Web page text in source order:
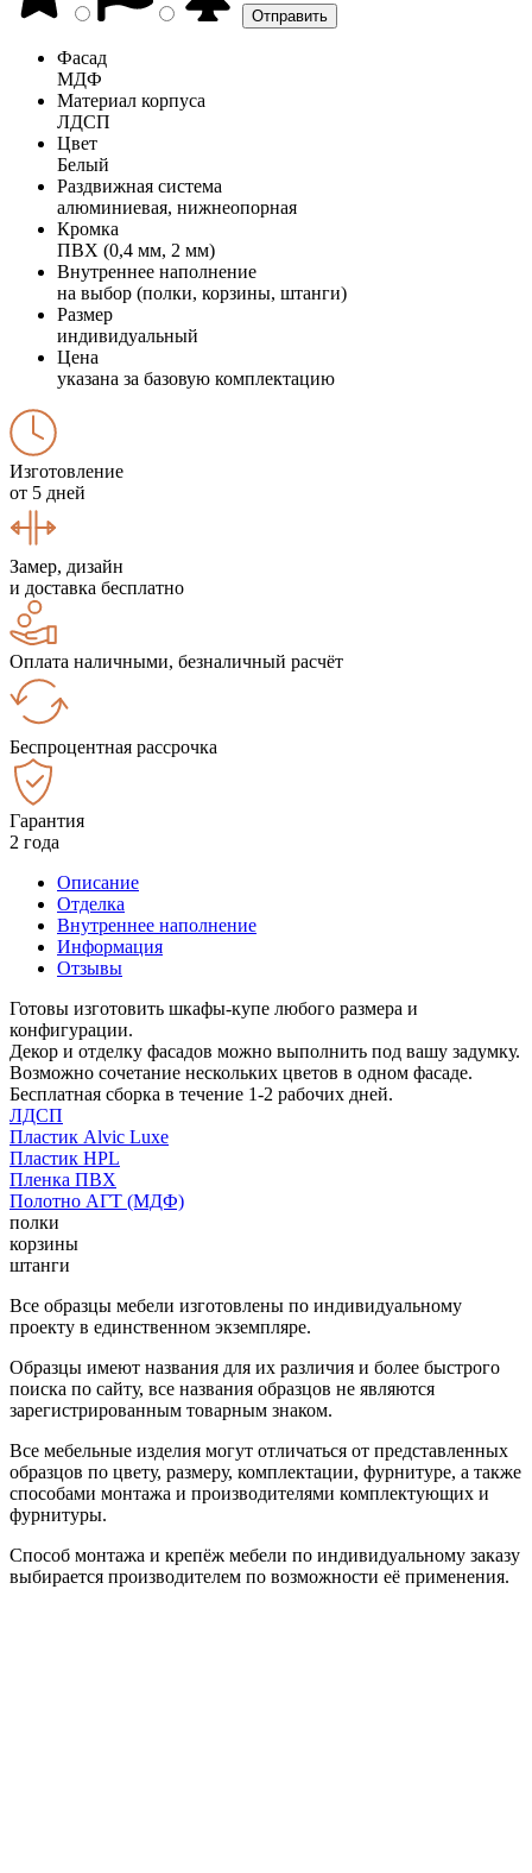
Фасад
МДФ
Материал корпуса
ЛДСП
Цвет
Белый
Раздвижная система
алюминиевая, нижнеопорная
Кромка
ПВХ (0,4 мм, 2 мм)
Внутреннее наполнение
на выбор (полки, корзины, штанги)
Размер
индивидуальный
Цена
указана за базовую комплектацию
Изготовление
от 5 дней
Замер, дизайн
и доставка бесплатно
Оплата наличными, безналичный расчёт
Беспроцентная рассрочка
Гарантия
2 года
Описание
Отделка
Внутреннее наполнение
Информация
Отзывы
Готовы изготовить шкафы-купе любого размера и
конфигурации.
Декор и отделку фасадов можно выполнить под вашу задумку.
Возможно сочетание нескольких цветов в одном фасаде.
Бесплатная сборка в течение 1-2 рабочих дней.
ЛДСП
Пластик Alvic Luxe
Пластик HPL
Пленка ПВХ
Полотно АГТ (МДФ)
полки
корзины
штанги
Все образцы мебели изготовлены по индивидуальному
проекту в единственном экземпляре.
Образцы имеют названия для их различия и более быстрого
поиска по сайту, все названия образцов не являются
зарегистрированным товарным знаком.
Все мебельные изделия могут отличаться от представленных
образцов по цвету, размеру, комплектации, фурнитуре, а также
способами монтажа и производителями комплектующих и
фурнитуры.
Способ монтажа и крепёж мебели по индивидуальному заказу
выбирается производителем по возможности её применения.